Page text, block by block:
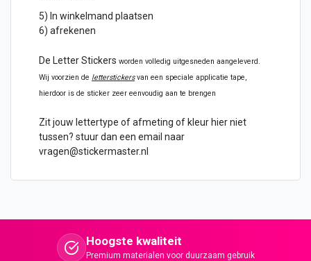
5) In winkelmand plaatsen
6) afrekenen
De Letter Stickers worden volledig uitgesneden aangeleverd.
Wij voorzien de letterstickersvan een speciale applicatie tape,
hierdoor is de sticker zeer eenvoudig aan te brengen
Zit jouw lettertype of afmeting of kleur hier niet
tussen? stuur dan een email naar
vragen@stickermaster.nl
Hoogste kwaliteit
Premium materialen voor duurzaam gebruik